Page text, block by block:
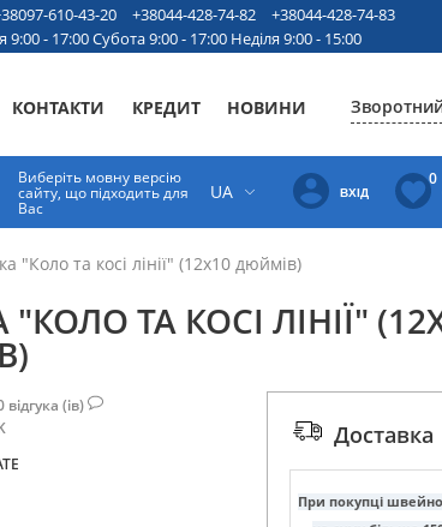
610-43-20 +38044-428-74-82
+38044-428-74-83
- 17:00 Субота 9:00 - 17:00 Неділя 9:00 - 15:00
КОНТАКТИ КРЕДИТ НОВИНИ
Виберіть мовну версію
сайту, що підходить для
Вас
UA ВХІД
0
"Коло та косі лінії" (12х10 дюймів)
"КОЛО ТА КОСІ ЛІНІЇ"
відгука (ів)
Доставка
При покупці